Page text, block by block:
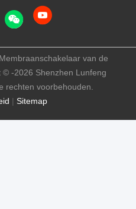
| Sitemap
van de
© -2026 Shenzhen Lunfeng
rechten voorbehouden.